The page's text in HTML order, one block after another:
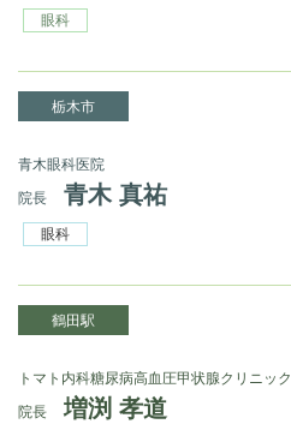
眼科
栃木市
青木眼科医院
院長
青木 真祐
眼科
鶴田駅
トマト内科糖尿病高血圧甲状腺クリニック
院長
増渕 孝道